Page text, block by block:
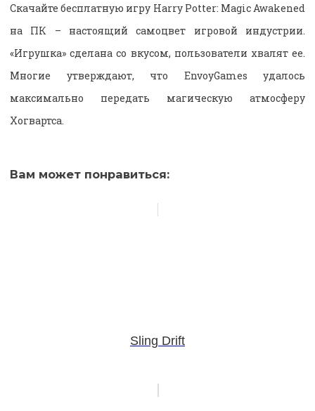
Скачайте бесплатную игру Harry Potter: Magic Awakened
на ПК – настоящий самоцвет игровой индустрии.
«Игрушка» сделана со вкусом, пользователи хвалят ее.
Многие утверждают, что EnvoyGames удалось
максимально передать магическую атмосферу
Хогвартса.
Вам может понравиться:
Sling Drift